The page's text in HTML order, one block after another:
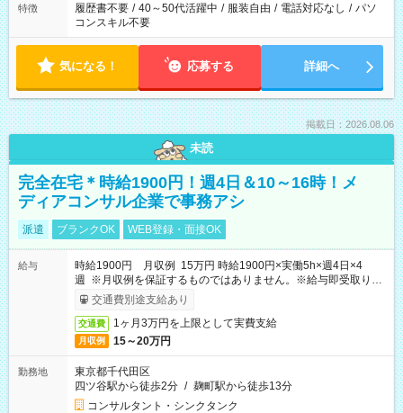
特徴 履歴書不要 / 40～50代活躍中 / 服装自由 / 電話対応なし / パソ
コンスキル不要
気になる！ 応募する 詳細へ
掲載日：2026.08.06
未読
完全在宅＊時給1900円！週4日＆10～16時！メ
ディアコンサル企業で事務アシ
派遣 ブランクOK WEB登録・面接OK
給与
時給1900円 月収例 15万円 時給1900円×実働5h×週4日×4
週 ※月収例を保証するものではありません。※給与即受取りサ
ービス利用可（利用条件有）
交通費別途支給あり
交通費 1ヶ月3万円を上限として実費支給
月収例 15～20万円
勤務地
東京都千代田区
四ツ谷駅から徒歩2分 / 麹町駅から徒歩13分
コンサルタント・シンクタンク